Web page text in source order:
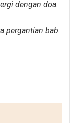
dengan doa.
pergantian bab.